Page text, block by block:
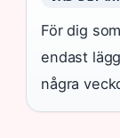
För dig
endast
några